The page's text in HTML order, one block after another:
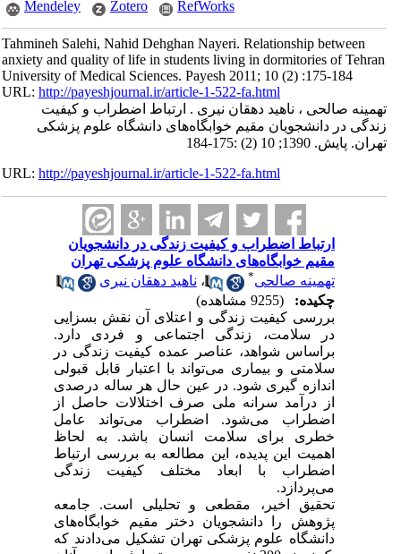
Mendeley
Zotero RefWorks
Tahmineh Salehi, Nahid Dehghan Nayeri. Relationship between
anxiety and quality of life in students living in dormitories of Tehran
University of Medical Sciences. Payesh 2011; 10 (2) :175-184
URL:http://payeshjournal.ir/article-1-522-fa.html
تهمینه صالحی ، ناهید دهقان نیری . ارتباط اضطراب و کیفیت
زندگی در دانشجویان مقیم خوابگاه‌های دانشگاه علوم پزشکی
تهران. پایش. 1390; 10 (2) :175-184
URL:http://payeshjournal.ir/article-1-522-fa.html
ارتباط اضطراب و کیفیت زندگی در دانشجویان
مقیم خوابگاه‌های دانشگاه علوم پزشکی تهران
تهمینه صالحی
،ناهید دهقان نیری
چکیده:
بررسی کیفیت زندگی و اعتلای آن نقش بسزایی
در سلامت، زندگی اجتماعی و فردی دارد.
براساس شواهد، عناصر عمده کیفیت زندگی در
سلامتی و بیماری می‌تواند با اعتبار قابل قبولی
اندازه گیری شود. در عین حال هر ساله درصدی
از درآمد سرانه ملی صرف اختلالات حاصل از
اضطراب می‌شود. اضطراب می‌تواند عامل
خطری برای سلامت انسان باشد. به لحاظ
اهمیت این پدیده، این مطالعه به بررسی ارتباط
اضطراب با ابعاد مختلف کیفیت زندگی
می‌پردازد.
تحقیق اخیر، مقطعی و تحلیلی است. جامعه
پژوهش را دانشجویان دختر مقیم خوابگاه‌های
دانشگاه علوم پزشکی تهران تشکیل می‌دادند که